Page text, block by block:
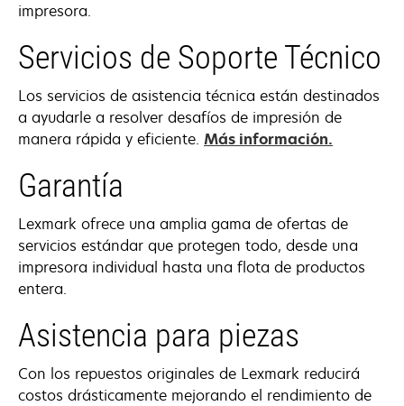
impresora.
Servicios de Soporte Técnico
Los servicios de asistencia técnica están destinados
a ayudarle a resolver desafíos de impresión de
manera rápida y eficiente. Más información.
pestaña
nueva
Garantía
Lexmark ofrece una amplia gama de ofertas de
servicios estándar que protegen todo, desde una
impresora individual hasta una flota de productos
entera.
Asistencia para piezas
Con los repuestos originales de Lexmark reducirá
costos drásticamente mejorando el rendimiento de